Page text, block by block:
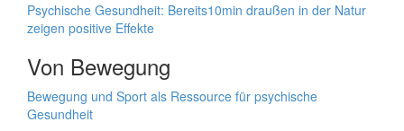
Psychische Gesundheit: Bereits10min draußen in der Natur
zeigen positive Effekte
Von Bewegung
Bewegung und Sport als Ressource für psychische
Gesundheit